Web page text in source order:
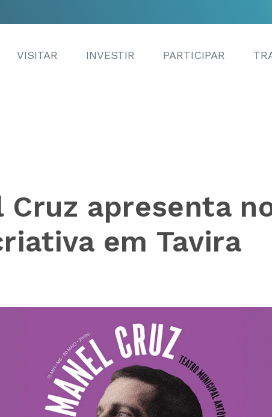
VISITAR INVESTIR PARTICIPAR
Cruz apresenta
em Tavira